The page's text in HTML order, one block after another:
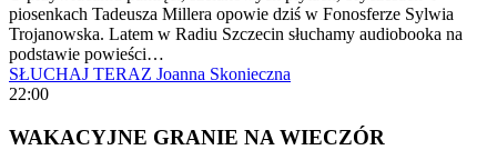
piosenkach Tadeusza Millera opowie dziś w Fonosferze Sylwia
Trojanowska. Latem w Radiu Szczecin słuchamy audiobooka na
podstawie powieści…
SŁUCHAJ TERAZ Joanna Skonieczna
22:00
WAKACYJNE GRANIE NA WIECZÓR